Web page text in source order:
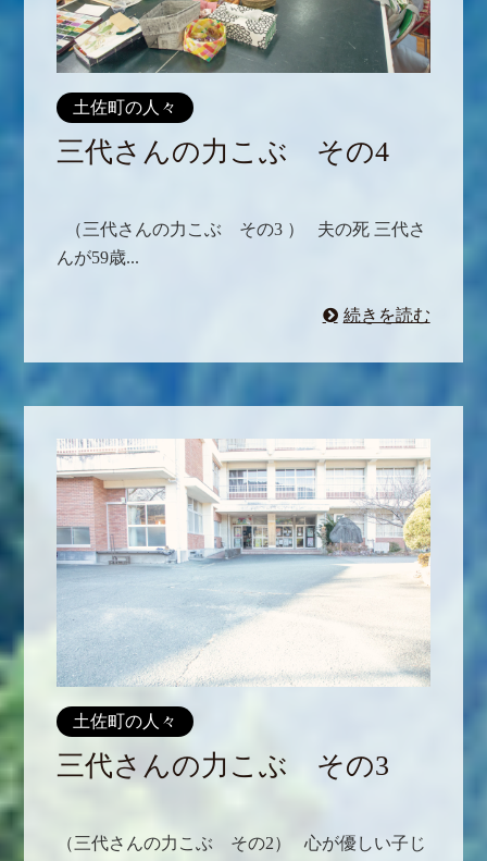
土佐町の人々
三代さんの力こぶ その4
（三代さんの力こぶ その3 ） 夫の死 三代さ
んが59歳...
続きを読む
土佐町の人々
三代さんの力こぶ その3
（三代さんの力こぶ その2） 心が優しい子じ